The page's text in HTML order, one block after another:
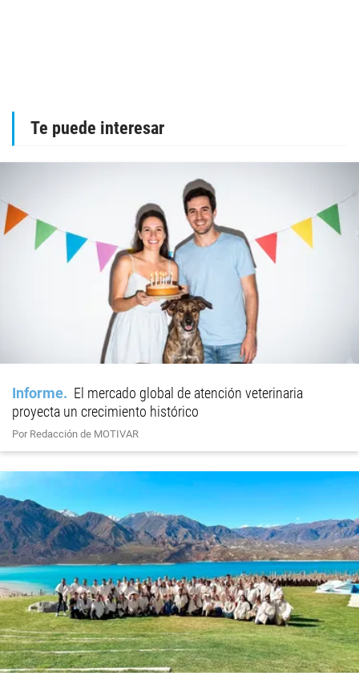
Te puede interesar
Informe
El mercado global de atención veterinaria
proyecta un crecimiento histórico
Por Redacción de MOTIVAR